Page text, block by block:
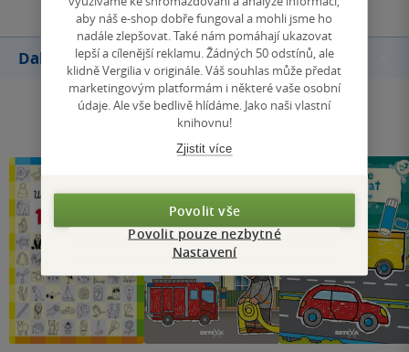
Další knihy autora
aby náš e-shop dobře fungoval a mohli jsme ho
nadále zlepšovat. Také nám pomáhají ukazovat
lepší a cílenější reklamu. Žádných 50 odstínů, ale
klidně Vergilia v originále. Váš souhlas může předat
marketingovým platformám i některé vaše osobní
údaje. Ale vše bedlivě hlídáme. Jako naši vlastní
knihovnu!
Zjistit více
Povolit vše
Povolit pouze nezbytné
Nastavení